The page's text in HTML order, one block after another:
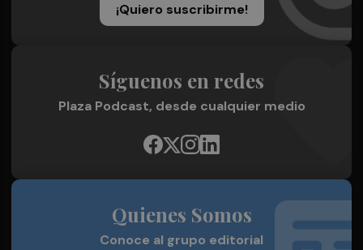
¡Quiero suscribirme!
Síguenos en redes
Plaza Podcast, desde cualquier medio
Quienes Somos
Conoce al grupo editorial